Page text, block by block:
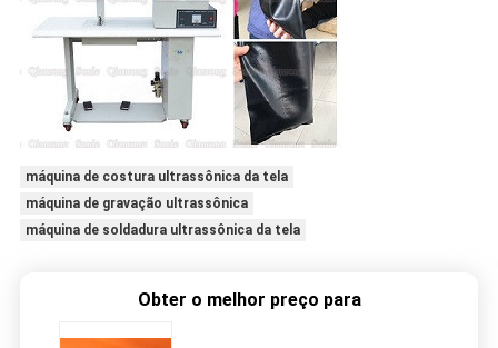
máquina de costura ultrassônica da tela
máquina de gravação ultrassônica
máquina de soldadura ultrassônica da tela
Obter o melhor preço para